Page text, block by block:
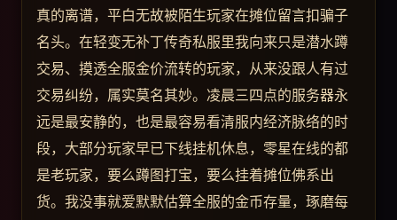
真的离谱，平白无故被陌生玩家在摊位留言扣骗子
名头。在轻变无补丁传奇私服里我向来只是潜水蹲
交易、摸透全服金价流转的玩家，从来没跟人有过
交易纠纷，属实莫名其妙。凌晨三四点的服务器永
远是最安静的，也是最容易看清服内经济脉络的时
段，大部分玩家早已下线挂机休息，零星在线的都
是老玩家，要么蹲图打宝，要么挂着摊位佛系出
货。我没事就爱默默估算全服的金币存量，琢磨每